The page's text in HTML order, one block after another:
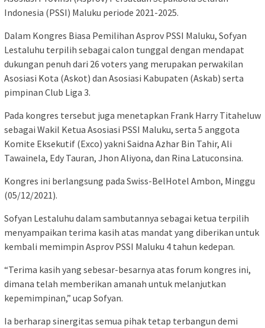
Indonesia (PSSI) Maluku periode 2021-2025.
Dalam Kongres Biasa Pemilihan Asprov PSSI Maluku, Sofyan
Lestaluhu terpilih sebagai calon tunggal dengan mendapat
dukungan penuh dari 26 voters yang merupakan perwakilan
Asosiasi Kota (Askot) dan Asosiasi Kabupaten (Askab) serta
pimpinan Club Liga 3.
Pada kongres tersebut juga menetapkan Frank Harry Titaheluw
sebagai Wakil Ketua Asosiasi PSSI Maluku, serta 5 anggota
Komite Eksekutif (Exco) yakni Saidna Azhar Bin Tahir, Ali
Tawainela, Edy Tauran, Jhon Aliyona, dan Rina Latuconsina.
Kongres ini berlangsung pada Swiss-BelHotel Ambon, Minggu
(05/12/2021).
Sofyan Lestaluhu dalam sambutannya sebagai ketua terpilih
menyampaikan terima kasih atas mandat yang diberikan untuk
kembali memimpin Asprov PSSI Maluku 4 tahun kedepan.
“Terima kasih yang sebesar-besarnya atas forum kongres ini,
dimana telah memberikan amanah untuk melanjutkan
kepemimpinan,” ucap Sofyan.
Ia berharap sinergitas semua pihak tetap terbangun demi